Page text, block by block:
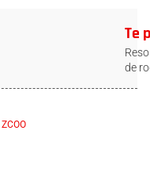
Te
de
ZCOO